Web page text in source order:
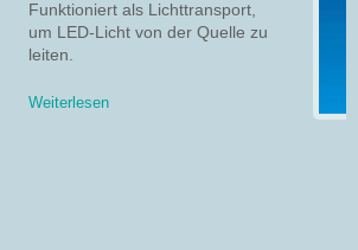
Funktioniert als Lichttransport,
um LED-Licht von der Quelle zu
leiten.
Weiterlesen